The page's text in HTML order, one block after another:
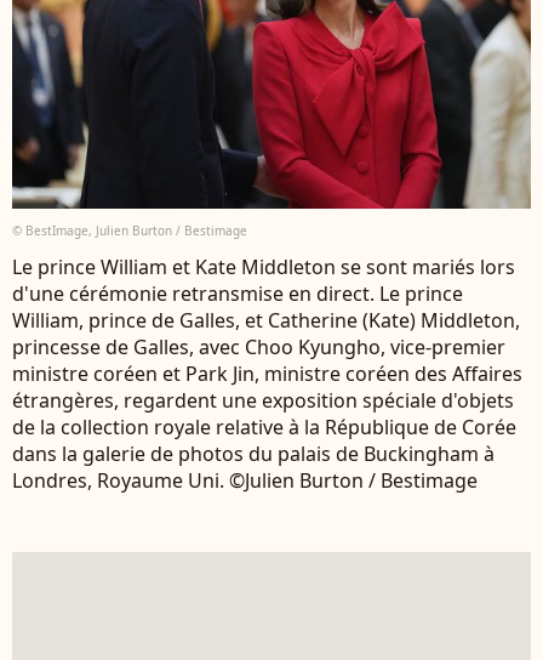
© BestImage, Julien Burton / Bestimage
Le prince William et Kate Middleton se sont mariés lors
d'une cérémonie retransmise en direct. Le prince
William, prince de Galles, et Catherine (Kate) Middleton,
princesse de Galles, avec Choo Kyungho, vice-premier
ministre coréen et Park Jin, ministre coréen des Affaires
étrangères, regardent une exposition spéciale d'objets
de la collection royale relative à la République de Corée
dans la galerie de photos du palais de Buckingham à
Londres, Royaume Uni. ©Julien Burton / Bestimage